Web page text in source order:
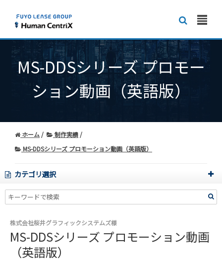
MS-DDSシリーズ プロモー
ション動画（英語版）
ホーム
制作実績
MS-DDSシリーズ プロモーション動画（英語版）
カテゴリ選択
株式会社桜井グラフィックシステムズ様
MS-DDSシリーズ プロモーション動画
（英語版）